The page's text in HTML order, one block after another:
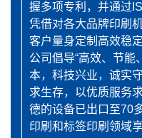
握多项专利，并通过
凭借对各大品牌印刷
客户量身定制高效稳
公司倡导“高效、节能
本，科技兴业，诚实
求生存，以优质服务
德的设备已出口至70
印刷和标签印刷领域